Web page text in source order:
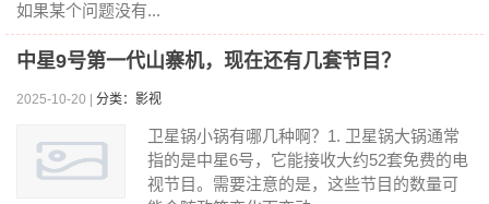
如果某个问题没有...
中星9号第一代山寨机，现在还有几套节目？
2025-10-20 | 分类：影视
卫星锅小锅有哪几种啊？1. 卫星锅大锅通常
指的是中星6号，它能接收大约52套免费的电
视节目。需要注意的是，这些节目的数量可